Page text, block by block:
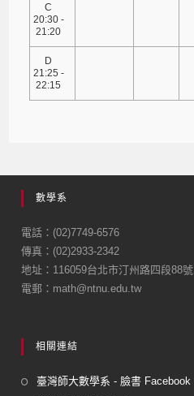
C
20:30 -
21:20
D
21:25 -
22:15
數學系
電話：(02)7749-6576
傳真：(02)2933-2342
地址：116059台北市汀州路四段88號
電郵：math@ntnu.edu.tw
相關連結
臺灣師大數學系 - 臉書 Facebook